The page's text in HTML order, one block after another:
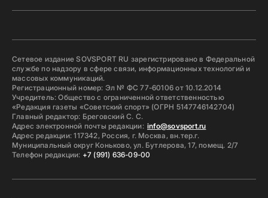
Сетевое издание SOVSPORT RU зарегистрировано в Федеральной
службе по надзору в сфере связи, информационных технологий и
массовых коммуникаций.
Регистрационный номер: Эл № ФС 77-60106 от 10.12.2014
Учредитель: Общество с ограниченной ответственностью
«Редакция газеты «Советский спорт» (ОГРН 5147746142704)
Главный редактор: Бреговский С. С.
Адрес электронной почты редакции: info@sovsport.ru
Адрес редакции: 117342, Россия, г. Москва, вн.тер.г.
Муниципальный округ Коньково, ул. Бутлерова, 17, помещ. 2/7
Телефон редакции: +7 (991) 636-09-00